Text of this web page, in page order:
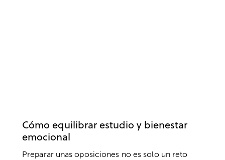
Cómo equilibrar estudio y bienestar
emocional
Preparar unas oposiciones no es solo un reto